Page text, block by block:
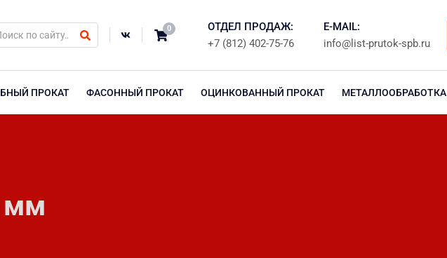
0
ОТДЕЛ ПРОДАЖ:
+7 (812) 402-75-76
E-MAIL:
info@list-prutok-spb.ru
ПРОКАТ ФАСОННЫЙ ПРОКАТ ОЦИНКОВАННЫЙ ПРОКАТ МЕТАЛЛООБРАБОТКА
мм